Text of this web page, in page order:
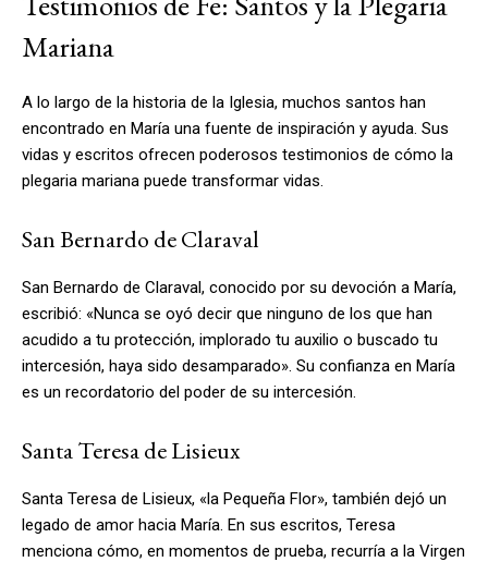
Mariana
A lo largo de la historia de la Iglesia, muchos santos han
encontrado en María una fuente de inspiración y ayuda. Sus
vidas y escritos ofrecen poderosos testimonios de cómo la
plegaria mariana puede transformar vidas.
San Bernardo de Claraval
San Bernardo de Claraval, conocido por su devoción a María,
escribió: «Nunca se oyó decir que ninguno de los que han
acudido a tu protección, implorado tu auxilio o buscado tu
intercesión, haya sido desamparado». Su confianza en María
es un recordatorio del poder de su intercesión.
Santa Teresa de Lisieux
Santa Teresa de Lisieux, «la Pequeña Flor», también dejó un
legado de amor hacia María. En sus escritos, Teresa
menciona cómo, en momentos de prueba, recurría a la Virgen